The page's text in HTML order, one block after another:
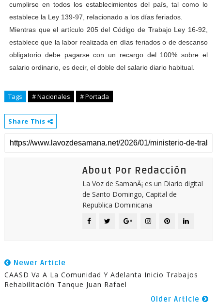
cumplirse en todos los establecimientos del país, tal como lo
establece la Ley 139-97, relacionado a los días feriados.
Mientras que el artículo 205 del Código de Trabajo Ley 16-92,
establece que la labor realizada en días feriados o de descanso
obligatorio debe pagarse con un recargo del 100% sobre el
salario ordinario, es decir, el doble del salario diario habitual.
Tags # Nacionales # Portada
Share This
About Por Redacción
La Voz de SamanÃ¡ es un Diario digital
de Santo Domingo, Capital de
Republica Dominicana
Newer Article
CAASD Va A La Comunidad Y Adelanta Inicio Trabajos
Rehabilitación Tanque Juan Rafael
Older Article